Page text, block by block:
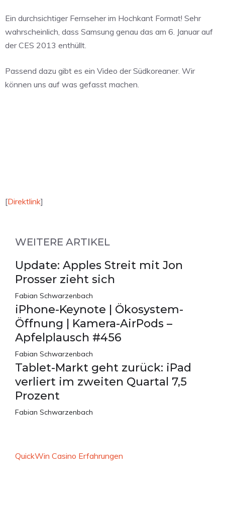
Ein durchsichtiger Fernseher im Hochkant Format! Sehr
wahrscheinlich, dass Samsung genau das am 6. Januar auf
der CES 2013 enthüllt.
Passend dazu gibt es ein Video der Südkoreaner. Wir
können uns auf was gefasst machen.
[Direktlink]
WEITERE ARTIKEL
Update: Apples Streit mit Jon
Prosser zieht sich
Fabian Schwarzenbach
iPhone-Keynote | Ökosystem-
Öffnung | Kamera-AirPods –
Apfelplausch #456
Fabian Schwarzenbach
Tablet-Markt geht zurück: iPad
verliert im zweiten Quartal 7,5
Prozent
Fabian Schwarzenbach
QuickWin Casino Erfahrungen